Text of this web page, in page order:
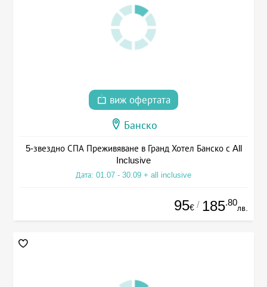
виж офертата
Банско
5-звездно СПА Преживяване в Гранд Хотел Банско с All
Inclusive
Дата: 01.07 - 30.09 + all inclusive
95€ / 185.80
лв.